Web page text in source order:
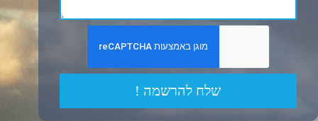
שלח להרשמה !